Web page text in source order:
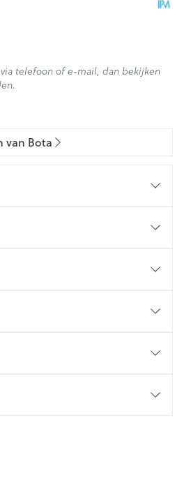
telefoon of e-mail, dan bekijken
van Bota